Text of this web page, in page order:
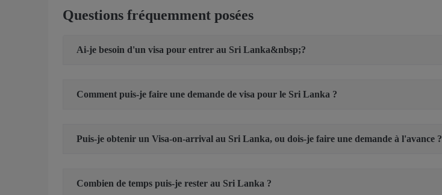
Questions fréquemment posées
Ai-je besoin d'un visa pour entrer au Sri Lanka&nbsp;?
Comment puis-je faire une demande de visa pour le Sri Lanka ?
Puis-je obtenir un Visa-on-arrival au Sri Lanka, ou dois-je faire une demande à l'avance ?
Combien de temps puis-je rester au Sri Lanka ?